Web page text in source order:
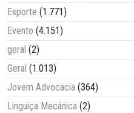
Esporte (1.771)
Evento (4.151)
geral (2)
Geral (1.013)
Jovem Advocacia (364)
Linguiça Mecânica (2)